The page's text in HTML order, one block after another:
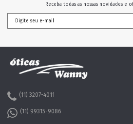
Receba todas as nossas novidades e
(11) 3207-4011
(11) 99315-9086